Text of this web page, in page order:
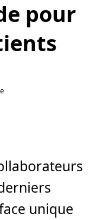
pour
unique